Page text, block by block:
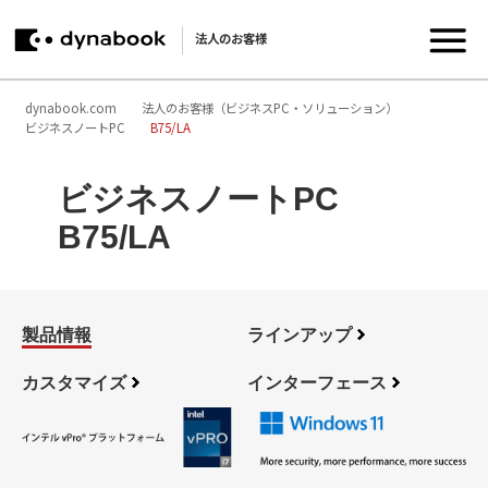
法人のお客様
dynabook.com
法人のお客様（ビジネスPC・ソリューション）
ビジネスノートPC
B75/LA
ビジネスノートPC
B75/LA
製品情報 ラインアップ
カスタマイズ インターフェース